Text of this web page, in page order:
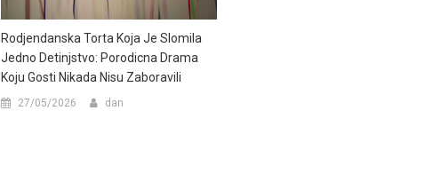
Rodjendanska Torta Koja Je Slomila
Jedno Detinjstvo: Porodicna Drama
Koju Gosti Nikada Nisu Zaboravili
27/05/2026 dan